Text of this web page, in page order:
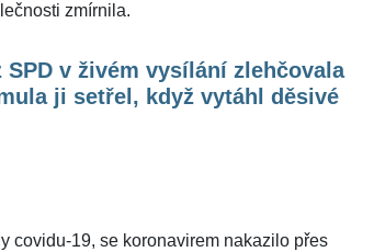
zmírnila.
SPD v živém vysílání zlehčovala
ji setřel, když vytáhl děsivé
covidu-19, se koronavirem nakazilo přes